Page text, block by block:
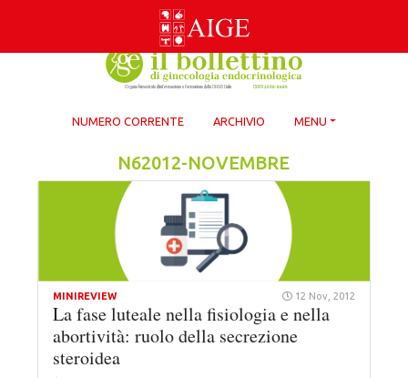
NUMERO CORRENTE ARCHIVIO MENU
N62012-NOVEMBRE
MINIREVIEW 12 Nov, 2012
La fase luteale nella fisiologia e nella
abortività: ruolo della secrezione
steroidea